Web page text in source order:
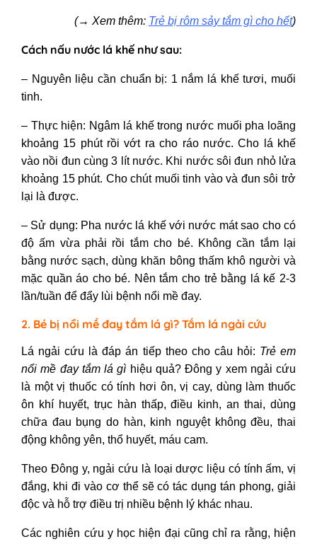
(→ Xem thêm: Trẻ bị rôm sảy tắm gì cho hết)
Cách nấu nước lá khế như sau:
– Nguyên liệu cần chuẩn bị: 1 nắm lá khế tươi, muối
tinh.
– Thực hiện: Ngâm lá khế trong nước muối pha loãng
khoảng 15 phút rồi vớt ra cho ráo nước. Cho lá khế
vào nồi đun cùng 3 lít nước. Khi nước sôi đun nhỏ lửa
khoảng 15 phút. Cho chút muối tinh vào và đun sôi trở
lại là được.
– Sử dụng: Pha nước lá khế với nước mát sao cho có
độ ấm vừa phải rồi tắm cho bé. Không cần tắm lại
bằng nước sạch, dùng khăn bông thấm khô người và
mặc quần áo cho bé. Nên tắm cho trẻ bằng lá kế 2-3
lần/tuần để đẩy lùi bệnh nổi mề đay.
2. Bé bị nổi mề đay tắm lá gì? Tắm lá ngải cứu
Lá ngải cứu là đáp án tiếp theo cho câu hỏi: Trẻ em
nổi mề đay tắm lá gì hiệu quả? Đông y xem ngải cứu
là một vị thuốc có tính hơi ôn, vị cay, dùng làm thuốc
ôn khí huyết, trục hàn thấp, điều kinh, an thai, dùng
chữa đau bụng do hàn, kinh nguyệt không đều, thai
động không yên, thổ huyết, máu cam.
Theo Đông y, ngải cứu là loại dược liệu có tính ấm, vị
đắng, khi đi vào cơ thể sẽ có tác dụng tán phong, giải
độc và hỗ trợ điều trị nhiều bệnh lý khác nhau.
Các nghiên cứu y học hiện đại cũng chỉ ra rằng, hiện